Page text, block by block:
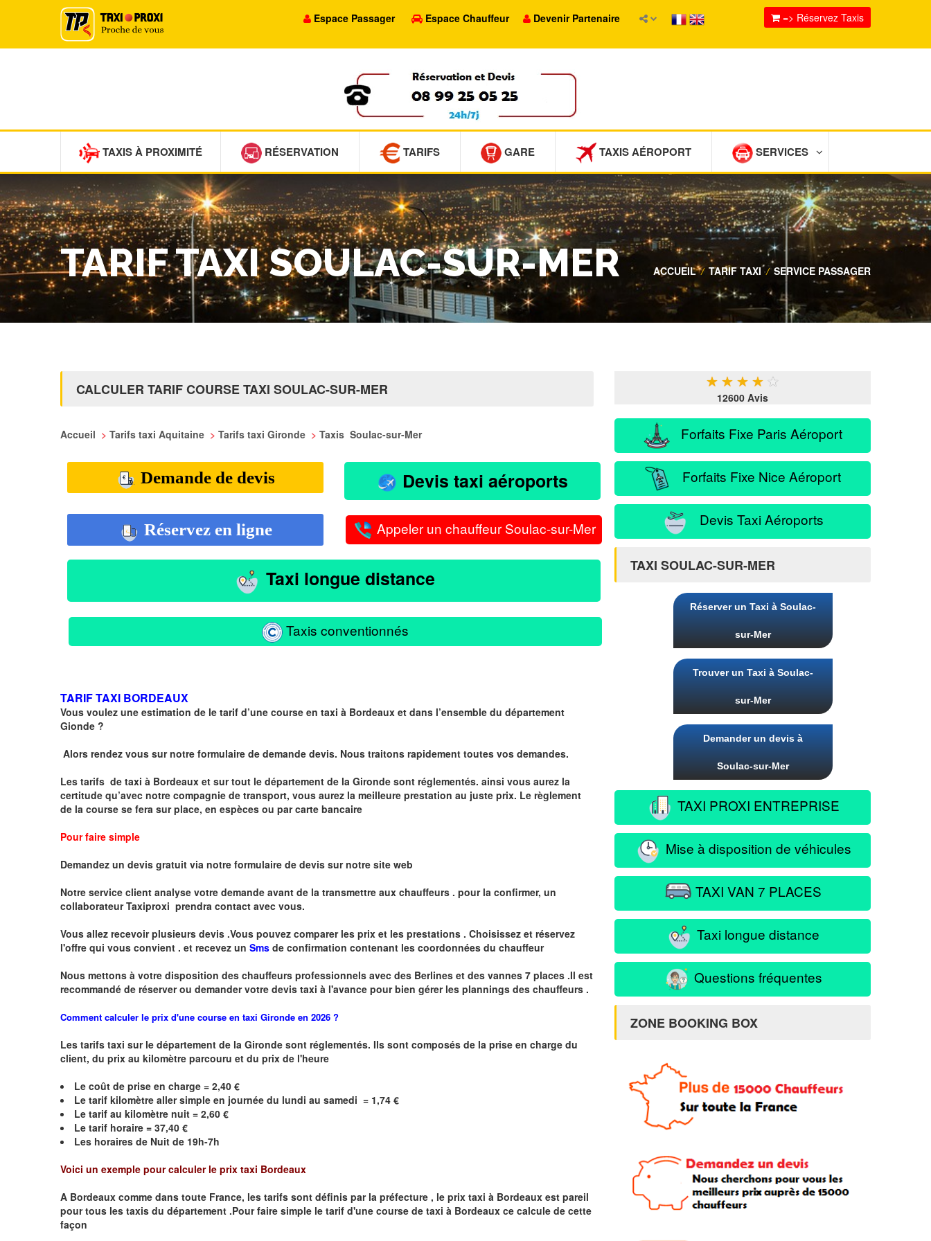
Espace Passager Espace Chauffeur Devenir Partenaire => Réservez Taxis
TAXIS À PROXIMITÉ RÉSERVATION TARIFS GARE TAXIS AÉROPORT SERVICES
TARIF TAXI SOULAC-SUR-MER ACCUEIL / TARIF TAXI / SERVICE PASSAGER
CALCULER TARIF COURSE TAXI SOULAC-SUR-MER
Accueil > Tarifs taxi Aquitaine > Tarifs taxi Gironde > Taxis Soulac-sur-Mer
Demande de devis Devis taxi aéroports
Réservez en ligne Appeler un chauffeur Soulac-sur-Mer
Taxi longue distance
Taxis conventionnés
TARIF TAXI BORDEAUX
Vous voulez une estimation de le tarif d’une course en taxi à Bordeaux et dans l’ensemble du département
Gionde ?
Alors rendez vous sur notre formulaire de demande devis. Nous traitons rapidement toutes vos demandes.
Les tarifs de taxi à Bordeaux et sur tout le département de la Gironde sont réglementés. ainsi vous aurez la
certitude qu’avec notre compagnie de transport, vous aurez la meilleure prestation au juste prix. Le règlement
de la course se fera sur place, en espèces ou par carte bancaire
Pour faire simple
Demandez un devis gratuit via notre formulaire de devis sur notre site web
Notre service client analyse votre demande avant de la transmettre aux chauffeurs . pour la confirmer, un
collaborateur Taxiproxi prendra contact avec vous.
Vous allez recevoir plusieurs devis .Vous pouvez comparer les prix et les prestations . Choisissez et réservez
l'offre qui vous convient . et recevez un Sms de confirmation contenant les coordonnées du chauffeur
Nous mettons à votre disposition des chauffeurs professionnels avec des Berlines et des vannes 7 places .Il est
recommandé de réserverou demandervotre devis taxi à l'avance pour bien gérer les plannings des chauffeurs .
Comment calculer le prix d'une course en taxi Gironde en 2026 ?
Les tarifs taxi sur le département de la Gironde sont réglementés. Ils sont composés de la prise en charge du
client, du prix au kilomètre parcouru et du prix de l'heure
Le coût de prise en charge = 2,40 €
Le tarif kilomètre aller simple en journée du lundi au samedi = 1,74 €
Le tarif au kilomètre nuit = 2,60 €
Le tarif horaire = 37,40 €
Les horaires de Nuit de 19h-7h
Voici un exemple pour calculer le prix taxi Bordeaux
A Bordeaux comme dans toute France, les tarifs sont définis par la préfecture , le prix taxi à Bordeaux est pareil
pour tous les taxis du département .Pour faire simple le tarif d'une course de taxi à Bordeaux ce calcule de cette
façon
★ ★ ★ ★ ★
12600 Avis
Forfaits Fixe Paris Aéroport
Forfaits Fixe Nice Aéroport
Devis Taxi Aéroports
TAXI SOULAC-SUR-MER
Réserver un Taxi à Soulac-
sur-Mer
Trouver un Taxi à Soulac-
sur-Mer
Demander un devis à
Soulac-sur-Mer
TAXI PROXI ENTREPRISE
Mise à disposition de véhicules
TAXI VAN 7 PLACES
Taxi longue distance
Questions fréquentes
ZONE BOOKING BOX